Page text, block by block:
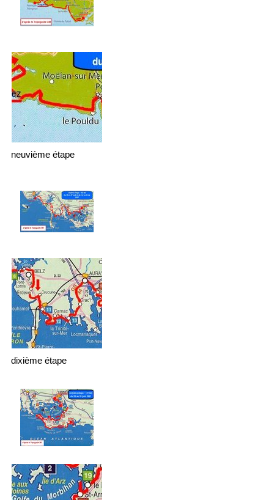
neuvième étape
dixième étape